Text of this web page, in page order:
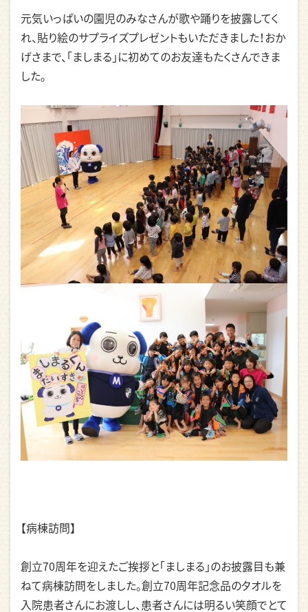
元気いっぱいの園児のみなさんが歌や踊りを披露してく
れ、貼り絵のサプライズプレゼントもいただきました！おか
げさまで、「ましまる」に初めてのお友達もたくさんできま
した。
【病棟訪問】
創立70周年を迎えたご挨拶と「ましまる」のお披露目も兼
ねて病棟訪問をしました。創立70周年記念品のタオルを
入院患者さんにお渡しし、患者さんには明るい笑顔でとて